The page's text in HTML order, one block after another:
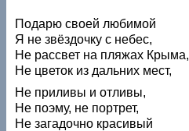
Подарю своей любимой
Я не звёздочку с небес,
Не рассвет на пляжах Крыма,
Не цветок из дальних мест,
Не приливы и отливы,
Не поэму, не портрет,
Не загадочно красивый